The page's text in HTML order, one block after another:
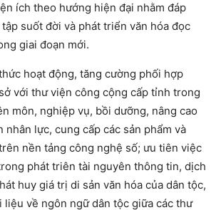
ích theo hướng hiện đại nhằm đáp
suốt đời và phát triển văn hóa đọc
giai đoạn mới.
hoạt động, tăng cường phối hợp
với thư viện công cộng cấp tỉnh trong
môn, nghiệp vụ, bồi dưỡng, nâng cao
nhân lực, cung cấp các sản phẩm và
nền tảng công nghệ số; ưu tiên việc
phát triên tài nguyên thông tin, dịch
huy giá trị di sản văn hóa của dân tộc,
liệu về ngôn ngữ dân tộc giữa các thư